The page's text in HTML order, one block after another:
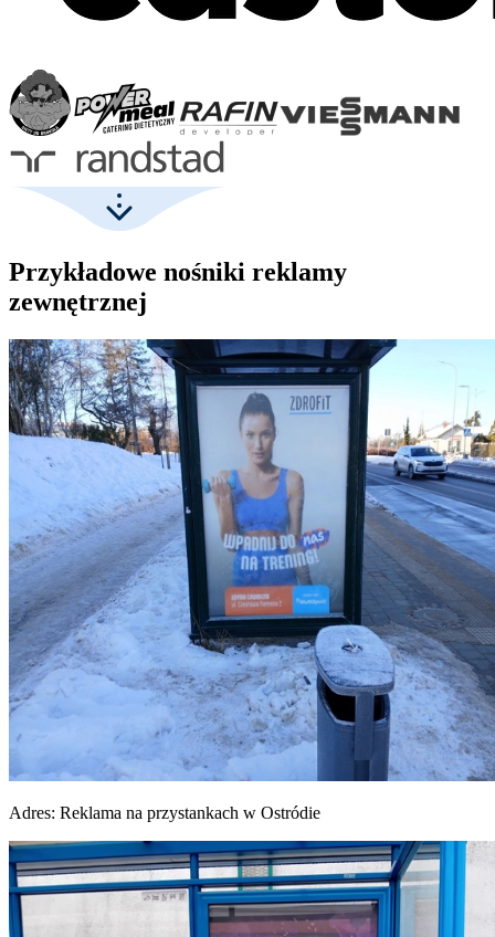
Przykładowe nośniki reklamy
zewnętrznej
Adres: Reklama na przystankach w Ostródie